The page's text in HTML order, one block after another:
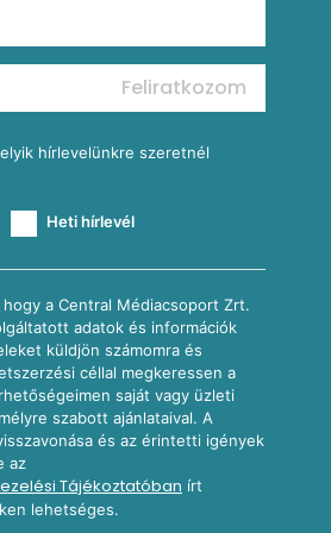
Feliratkozom
hírlevelünkre szeretnél
Heti hírlevél
hogy a Central Médiacsoport Zrt.
adatok és információk
küldjön számomra és
céllal megkeressen a
saját vagy üzleti
szabott ajánlataival. A
és az érintetti igények
az
Tájékoztatóban írt
lehetséges.